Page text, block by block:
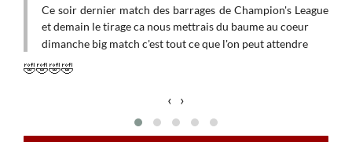
Ce soir dernier match des barrages de Champion's League
et demain le tirage ca nous mettrais du baume au coeur
dimanche big match c'est tout ce que l'on peut attendre
🤣🤣🤣🤣
‹ ›